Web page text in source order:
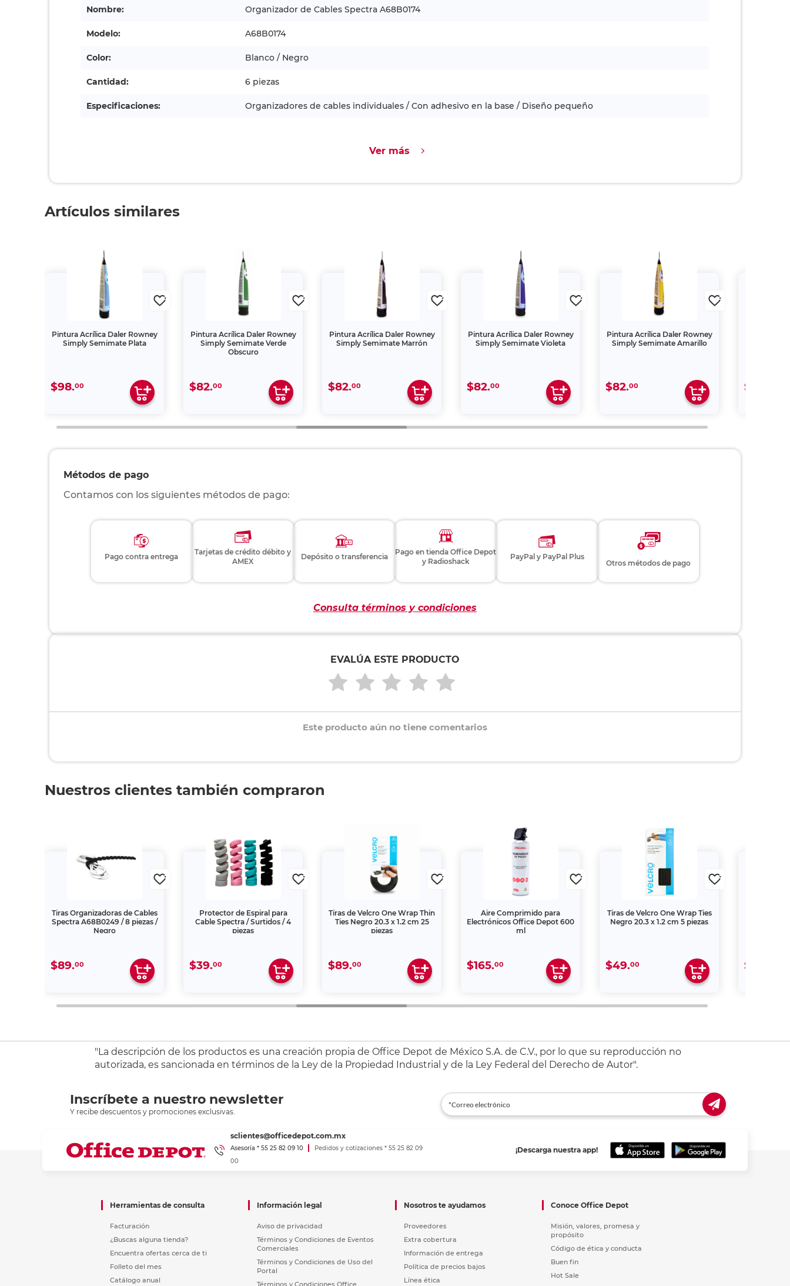
Nombre: Organizador de Cables Spectra A68B0174
Modelo: A68B0174
Color: Blanco / Negro
Cantidad: 6 piezas
Especificaciones: Organizadores de cables individuales / Con adhesivo en la base / Diseño pequeño
Ver más
Artículos similares
Pintura Acrílica Daler Rowney
Simply Semimate Plata
$98.00
Pintura Acrílica Daler Rowney
Simply Semimate Verde
Obscuro
$82.00
Pintura Acrílica Daler Rowney
Simply Semimate Marrón
$82.00
Pintura Acrílica Daler Rowney
Simply Semimate Violeta
$82.00
Pintura Acrílica Daler Rowney
Simply Semimate Amarillo
$82.00 $82.
Métodos de pago
Contamos con los siguientes métodos de pago:
Pago contra entrega
Tarjetas de crédito débito y
AMEX
Depósito o transferencia
Pago en tienda Office Depot
y Radioshack
PayPal y PayPal Plus
Otros métodos de pago
Consulta términos y condiciones
EVALÚA ESTE PRODUCTO
Este producto aún no tiene comentarios
Nuestros clientes también compraron
Tiras Organizadoras de Cables
Spectra A68B0249 / 8 piezas /
Negro
$89.00
Protector de Espiral para
Cable Spectra / Surtidos / 4
piezas
$39.00
Tiras de Velcro One Wrap Thin
Ties Negro 20.3 x 1.2 cm 25
piezas
$89.00
Aire Comprimido para
Electrónicos Office Depot 600
ml
$165.00
Tiras de Velcro One Wrap Ties
Negro 20.3 x 1.2 cm 5 piezas
$49.00 $69.
"La descripción de los productos es una creación propia de Office Depot de México S.A. de C.V., por lo que su reproducción no
autorizada, es sancionada en términos de la Ley de la Propiedad Industrial y de la Ley Federal del Derecho de Autor".
Inscríbete a nuestro newsletter
Y recibe descuentos y promociones exclusivas.
¡Descarga nuestra app!
sclientes@officedepot.com.mx
Asesoría * 55 25 82 09 10
Pedidos y cotizaciones * 55 25 82 09
00
Herramientas de consulta
Facturación
¿Buscas alguna tienda?
Encuentra ofertas cerca de ti
Folleto del mes
Catálogo anual
Información legal
Aviso de privacidad
Términos y Condiciones de Eventos
Comerciales
Términos y Condiciones de Uso del
Portal
Términos y Condiciones Office
Nosotros te ayudamos
Proveedores
Extra cobertura
Información de entrega
Política de precios bajos
Línea ética
Conoce Office Depot
Misión, valores, promesa y
propósito
Código de ética y conducta
Buen fin
Hot Sale